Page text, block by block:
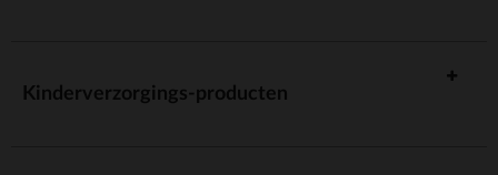
Kinderverzorgings-producten